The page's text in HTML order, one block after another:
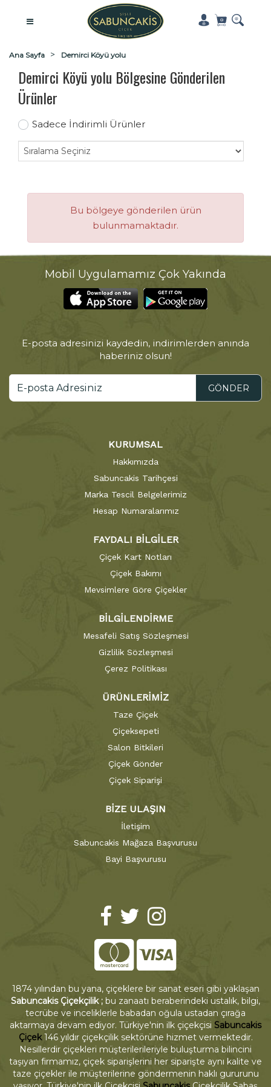
Ana Sayfa Demirci Köyü yolu
Demirci Köyü yolu Bölgesine Gönderilen
Ürünler
Sadece İndirimli Ürünler
Bu bölgeye gönderilen ürün
bulunmamaktadır.
Mobil Uygulamamız Çok Yakında
E-posta adresinizi kaydedin, indirimlerden anında
haberiniz olsun!
GÖNDER
KURUMSAL
Hakkımızda
Sabuncakis Tarihçesi
Marka Tescil Belgelerimiz
Hesap Numaralarımız
FAYDALI BİLGİLER
Çiçek Kart Notları
Çiçek Bakımı
Mevsimlere Göre Çiçekler
BİLGİLENDİRME
Mesafeli Satış Sözleşmesi
Gizlilik Sözleşmesi
Çerez Politikası
ÜRÜNLERİMİZ
Taze Çiçek
Çiçeksepeti
Salon Bitkileri
Çiçek Gönder
Çiçek Siparişi
BİZE ULAŞIN
İletişim
Sabuncakis Mağaza Başvurusu
Bayi Başvurusu
1874 yılından bu yana, çiçeklere bir sanat eseri gibi yaklaşan
Sabuncakis Çiçekçilik ; bu zanaatı beraberindeki ustalık, bilgi,
tecrübe ve inceliklerle babadan oğula ustadan çırağa
aktarmaya devam ediyor. Türkiye'nin ilk çiçekçisi Sabuncakis
Çiçek146 yıldır çiçekçilik sektörüne hizmet vermektedir.
Nesillerdir çiçekleri müşterilerileriyle buluşturma bilincini
taşıyan firmamız, çiçek siparişlerini her siparişte aynı kalite ve
taze çiçekler ile müşterilerine göndermenin haklı gururunu